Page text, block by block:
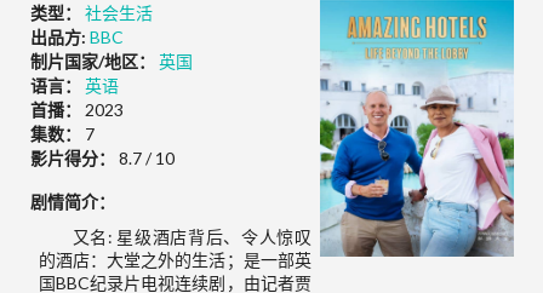
类型：
社会生活
出品方: BBC
制片国家/地区：
英国
语言：
英语
首播：
2023
集数：
7
影片得分：
8.7 / 10
剧情简介：
又名: 星级酒店背后、令人惊叹
的酒店：大堂之外的生活；是一部英
国BBC纪录片电视连续剧，由记者贾